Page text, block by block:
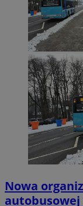
Nowa
autobusowej